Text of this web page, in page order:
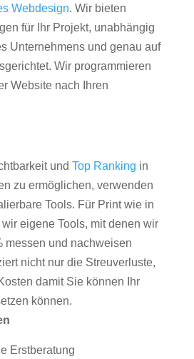
Webdesign. Wir bieten
für Ihr Projekt, unabhängig
Unternehmens und genau auf
Wir programmieren
Website nach Ihren
und Top Ranking in
zu ermöglichen, verwenden
Tools. Für Print wie in
eigene Tools, mit denen wir
messen und nachweisen
nicht nur die Streuverluste,
damit Sie können Ihr
können.
Erstberatung